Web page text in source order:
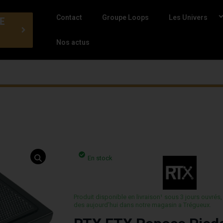
Contact Groupe Loops Les Univers
Nos actus
En stock
Produit disponible en livraison¹ sous 3 jours ouvrés,
des aujourd’hui dans notre magasin a Trégueux.